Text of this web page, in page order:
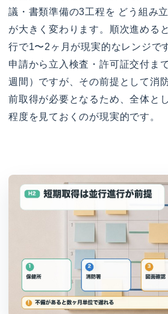
議・書類準備の3工程を どう組み
が大きく変わります。順次進める
行で1〜2ヶ月が現実的なレンジで
申請から立入検査・許可証交付ま
週間）ですが、その前提として消
前取得が必要となるため、全体と
程度を見ておくのが現実的です。